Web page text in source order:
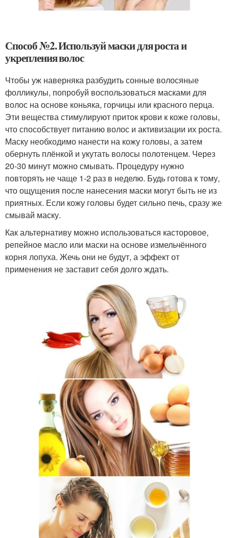
Способ №2. Используй маски для роста и
укрепления волос
Чтобы уж наверняка разбудить сонные волосяные
фолликулы, попробуй воспользоваться масками для
волос на основе коньяка, горчицы или красного перца.
Эти вещества стимулируют приток крови к коже головы,
что способствует питанию волос и активизации их роста.
Маску необходимо нанести на кожу головы, а затем
обернуть плёнкой и укутать волосы полотенцем. Через
20-30 минут можно смывать. Процедуру нужно
повторять не чаще 1-2 раз в неделю. Будь готова к тому,
что ощущения после нанесения маски могут быть не из
приятных. Если кожу головы будет сильно печь, сразу же
смывай маску.
Как альтернативу можно использоваться касторовое,
репейное масло или маски на основе измельчённого
корня лопуха. Жечь они не будут, а эффект от
применения не заставит себя долго ждать.